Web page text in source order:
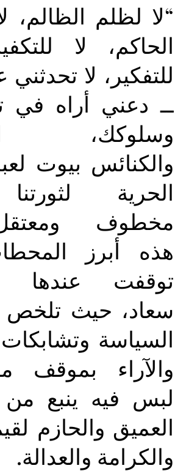
“لا لظلم الظالم،
الحاكم، لا
للتفكير، لا
ــ دعني أراه في
وسلوكك،
والكنائس بيوت
الحرية
مخطوف
هذه أبرز
توقفت عندها
سعاد، حيث تلخص
السياسة
والآراء بموقف
لبس فيه ينبع من
العميق والحازم
والكرامة والعدالة.